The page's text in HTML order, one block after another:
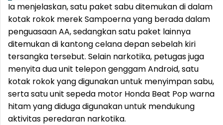
Ia menjelaskan, satu paket sabu ditemukan di dalam
kotak rokok merek Sampoerna yang berada dalam
penguasaan AA, sedangkan satu paket lainnya
ditemukan di kantong celana depan sebelah kiri
tersangka tersebut. Selain narkotika, petugas juga
menyita dua unit telepon genggam Android, satu
kotak rokok yang digunakan untuk menyimpan sabu,
serta satu unit sepeda motor Honda Beat Pop warna
hitam yang diduga digunakan untuk mendukung
aktivitas peredaran narkotika.